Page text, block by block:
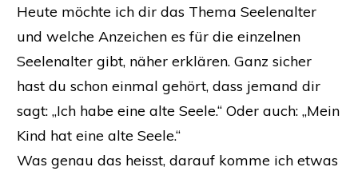
Heute möchte ich dir das Thema Seelenalter
und welche Anzeichen es für die einzelnen
Seelenalter gibt, näher erklären. Ganz sicher
hast du schon einmal gehört, dass jemand dir
sagt: „Ich habe eine alte Seele.“ Oder auch: „Mein
Kind hat eine alte Seele.“
Was genau das heisst, darauf komme ich etwas